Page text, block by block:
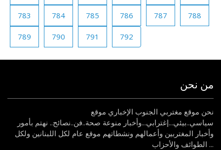
783 784 785 786 787 788
789 790 791 792
من نحن
نحن موقع مغتربي الجنوب الإخباري موقع
سياسي..بيئي...إغترابي...وأخبار منوعة صحة..فن..نصائح.. نهتم بأمور
وأخبار المغتربين وأعمالهم ونشطاتهم موقع عام لكل اللبنانين ولكل
الطوائف والأحزاب ...